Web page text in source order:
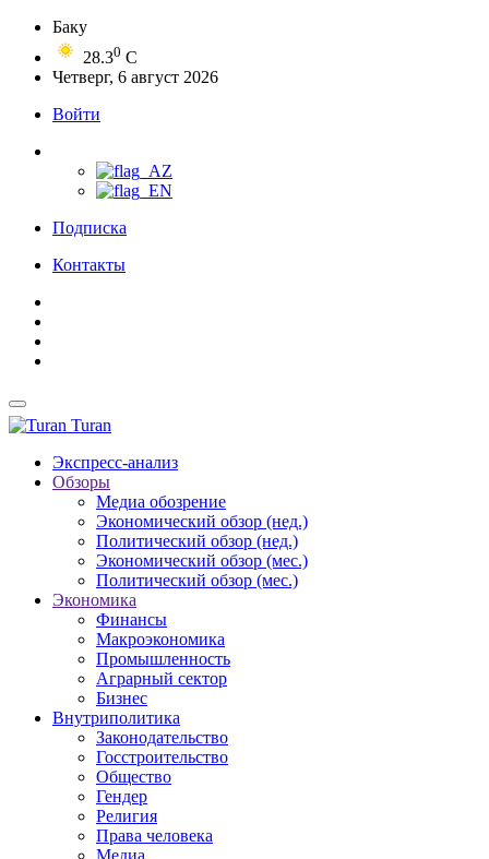
Баку
28.30 C
Четверг, 6 август 2026
Войти
Подписка
Контакты
Turan
Экспресс-анализ
Обзоры
Медиа обозрение
Экономический обзор (нед.)
Политический обзор (нед.)
Экономический обзор (мес.)
Политический обзор (мес.)
Экономика
Финансы
Макроэкономика
Промышленность
Аграрный сектор
Бизнес
Внутриполитика
Законодательство
Госстроительство
Общество
Гендер
Религия
Права человека
Медиа